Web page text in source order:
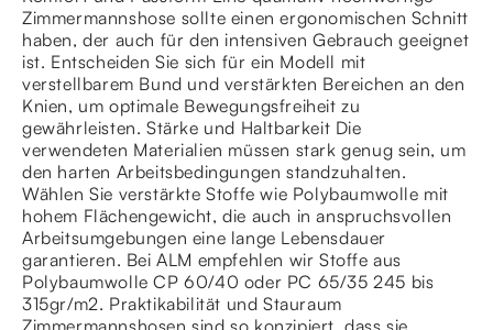
Zimmermannshose sollte einen ergonomischen Schnitt
haben, der auch für den intensiven Gebrauch geeignet
ist. Entscheiden Sie sich für ein Modell mit
verstellbarem Bund und verstärkten Bereichen an den
Knien, um optimale Bewegungsfreiheit zu
gewährleisten. Stärke und Haltbarkeit Die
verwendeten Materialien müssen stark genug sein, um
den harten Arbeitsbedingungen standzuhalten.
Wählen Sie verstärkte Stoffe wie Polybaumwolle mit
hohem Flächengewicht, die auch in anspruchsvollen
Arbeitsumgebungen eine lange Lebensdauer
garantieren. Bei ALM empfehlen wir Stoffe aus
Polybaumwolle CP 60/40 oder PC 65/35 245 bis
315gr/m2. Praktikabilität und Stauraum